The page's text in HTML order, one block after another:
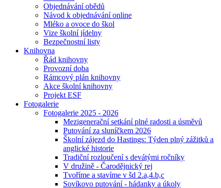
Objednávání obědů
Návod k objednávání online
Mléko a ovoce do škol
Vize školní jídelny
Bezpečnostní listy
Knihovna
Řád knihovny
Provozní doba
Rámcový plán knihovny
Akce školní knihovny
Projekt ESF
Fotogalerie
Fotogalerie 2025 - 2026
Mezigenerační setkání plné radosti a úsměvů
Putování za sluníčkem 2026
Školní zájezd do Hastings: Týden plný zážitků a
anglické historie
Tradiční rozloučení s devátými ročníky
V družině - Čarodějnický rej
Tvoříme a stavíme v šd 2.a,4.b,c
Sovíkovo putování - hádanky a úkoly